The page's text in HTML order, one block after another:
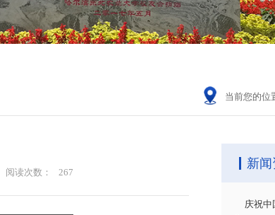
当前您的位
阅读次数： 267
新
庆祝中